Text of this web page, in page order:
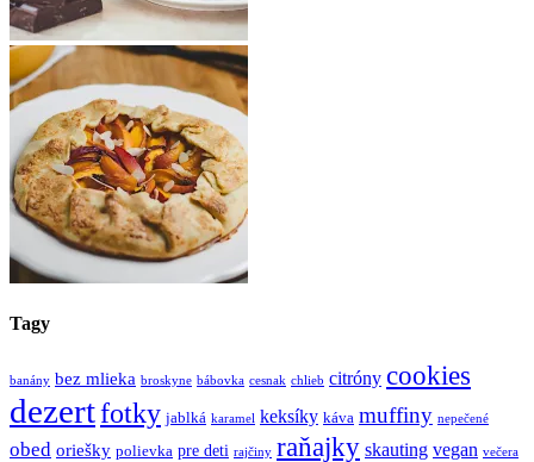
Tagy
banány bez mlieka broskyne bábovka cesnak chlieb citróny cookies
dezertfotky jablká karamel keksíky káva muffiny nepečené
obed oriešky polievka pre deti rajčiny raňajky skauting vegan večera